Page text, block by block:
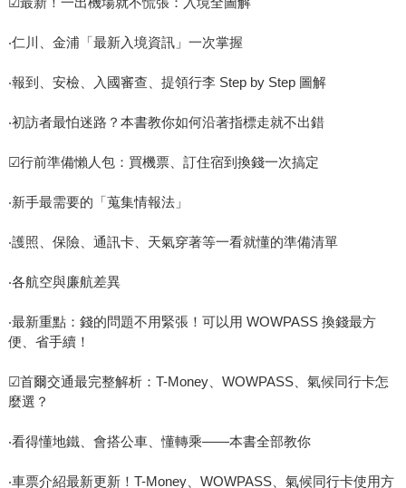
‧仁川、金浦「最新入境資訊」一次掌握
‧報到、安檢、入國審查、提領行李 Step by Step 圖解
‧初訪者最怕迷路？本書教你如何沿著指標走就不出錯
☑行前準備懶人包：買機票、訂住宿到換錢一次搞定
‧新手最需要的「蒐集情報法」
‧護照、保險、通訊卡、天氣穿著等一看就懂的準備清單
‧各航空與廉航差異
‧最新重點：錢的問題不用緊張！可以用 WOWPASS 換錢最方
便、省手續！
☑首爾交通最完整解析：T-Money、WOWPASS、氣候同行卡怎
麼選？
‧看得懂地鐵、會搭公車、懂轉乘——本書全部教你
‧車票介紹最新更新！T-Money、WOWPASS、氣候同行卡使用方